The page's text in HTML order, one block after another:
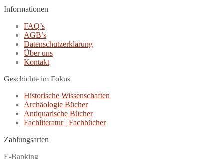
Informationen
FAQ’s
AGB’s
Datenschutzerklärung
Über uns
Kontakt
Geschichte im Fokus
Historische Wissenschaften
Archäologie Bücher
Antiquarische Bücher
Fachliteratur | Fachbücher
Zahlungsarten
E-Banking